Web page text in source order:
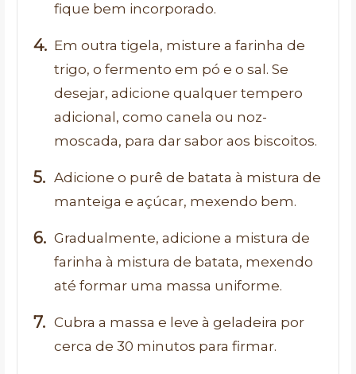
fique bem incorporado.
Em outra tigela, misture a farinha de
trigo, o fermento em pó e o sal. Se
desejar, adicione qualquer tempero
adicional, como canela ou noz-
moscada, para dar sabor aos biscoitos.
Adicione o purê de batata à mistura de
manteiga e açúcar, mexendo bem.
Gradualmente, adicione a mistura de
farinha à mistura de batata, mexendo
até formar uma massa uniforme.
Cubra a massa e leve à geladeira por
cerca de 30 minutos para firmar.